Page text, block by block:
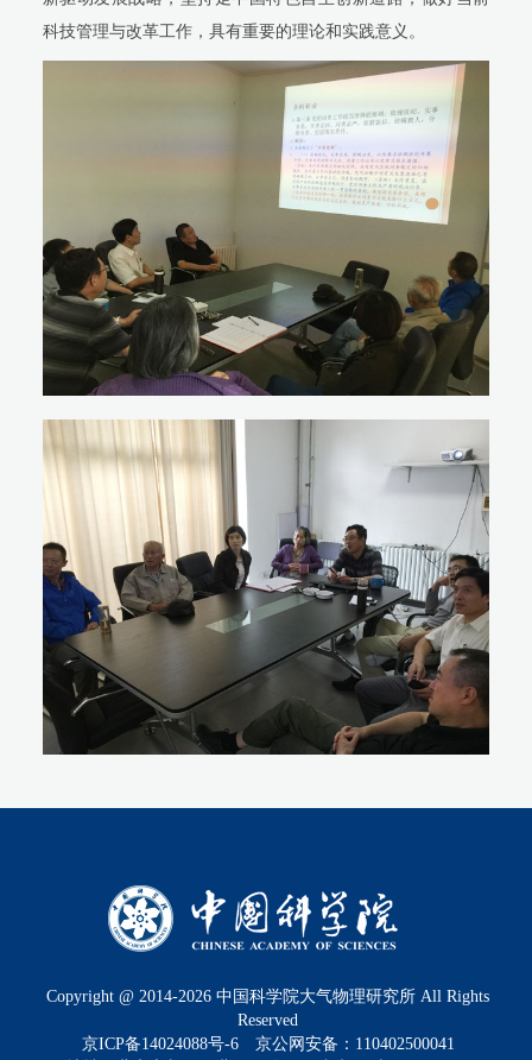
科技管理与改革工作，具有重要的理论和实践意义。
Copyright @ 2014-2026 中国科学院大气物理研究所 All Rights
Reserved
京ICP备14024088号-6
京公网安备：110402500041